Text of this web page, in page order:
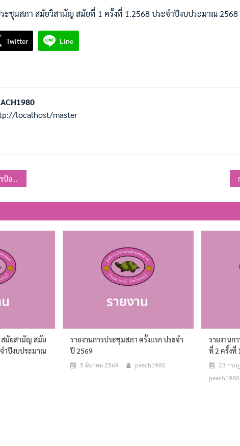
ะชุมสภา สมัยวิสามัญ สมัยที่ 1 ครั้งที่ 1.2568 ประจำปีงบประมาณ 2568
Twitter Line
localhost/master
มาณ พ.ศ.2568
สมัยสามัญ สมัย
ำปีงบประมาณ
รายงานการประชุมสภา ครั้งแรก ประจำ
ปี 2569
5 มีนาคม 2569 peach1980
รายงานก
ที่ 2 ครั้งที่
23 กรก
peach1980